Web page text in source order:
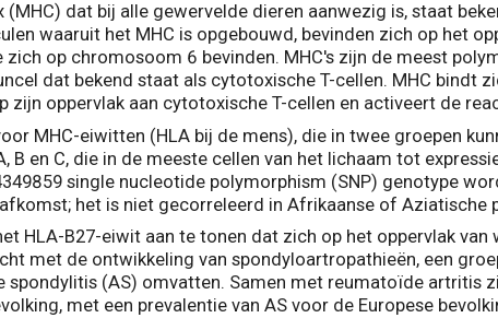
dat bij alle gewervelde dieren aanwezig is, staat
waaruit het MHC is opgebouwd, bevinden zich op het
op chromosoom 6 bevinden. MHC's zijn de meest
dat bekend staat als cytotoxische T-cellen. MHC bindt
oppervlak aan cytotoxische T-cellen en activeert de
MHC-eiwitten (HLA bij de mens), die in twee groepen
B en C, die in de meeste cellen van het lichaam tot
single nucleotide polymorphism (SNP) genotype
het is niet gecorreleerd in Afrikaanse of Aziatische
HLA-B27-eiwit aan te tonen dat zich op het oppervlak
met de ontwikkeling van spondyloartropathieën, een
spondylitis (AS) omvatten. Samen met reumatoïde artritis
met een prevalentie van AS voor de Europese